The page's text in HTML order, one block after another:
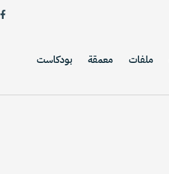
ملفات معمقة بودكاست